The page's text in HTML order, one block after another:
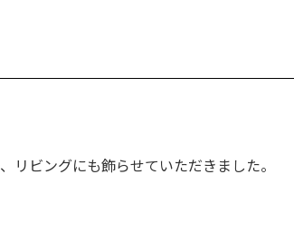
ビングにも飾らせていただきました。